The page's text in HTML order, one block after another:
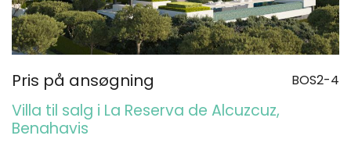
Pris på ansøgning BOS2-4
Villa til salg i La Reserva de Alcuzcuz,
Benahavis